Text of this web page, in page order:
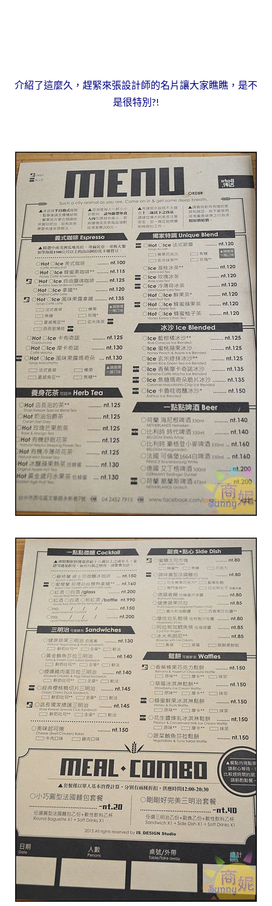
介紹了這麼久，趕緊來張設計師的名片讓大家瞧瞧，是不
是很特別?!